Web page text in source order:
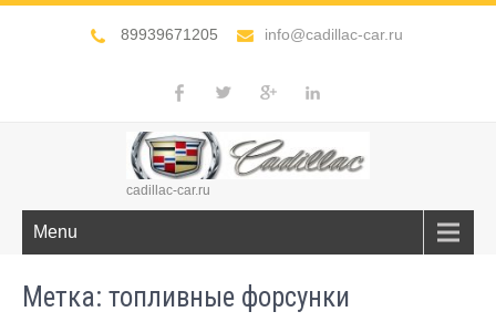
89939671205 info@cadillac-car.ru
cadillac-car.ru
Menu
Метка: топливные форсунки